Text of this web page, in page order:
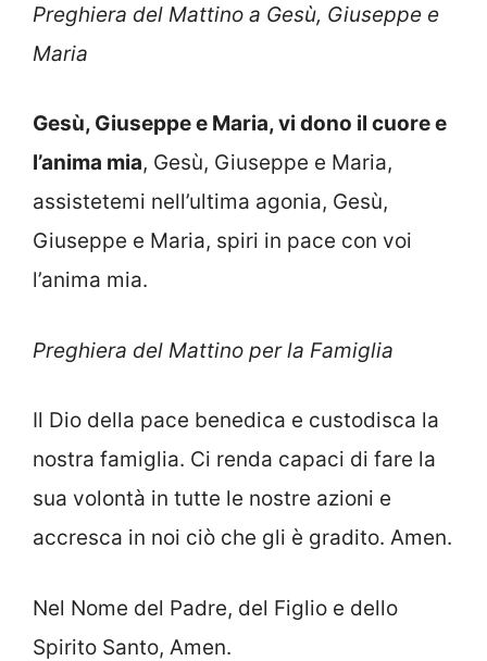
Preghiera del Mattino a Gesù, Giuseppe e
Maria
Gesù, Giuseppe e Maria, vi dono il cuore e
l’anima mia, Gesù, Giuseppe e Maria,
assistetemi nell’ultima agonia, Gesù,
Giuseppe e Maria, spiri in pace con voi
l’anima mia.
Preghiera del Mattino per la Famiglia
Il Dio della pace benedica e custodisca la
nostra famiglia. Ci renda capaci di fare la
sua volontà in tutte le nostre azioni e
accresca in noi ciò che gli è gradito. Amen.
Nel Nome del Padre, del Figlio e dello
Spirito Santo, Amen.